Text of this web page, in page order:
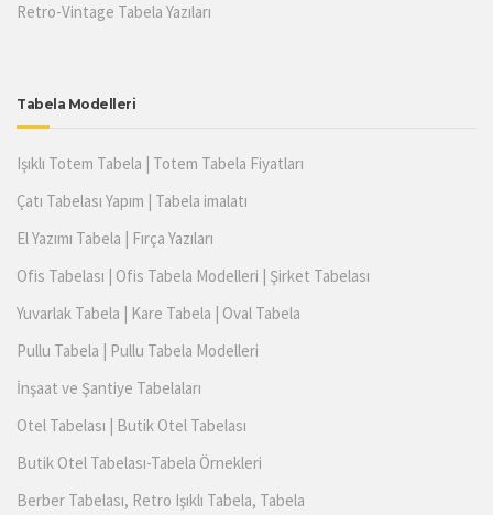
Retro-Vintage Tabela Yazıları
Tabela Modelleri
Işıklı Totem Tabela | Totem Tabela Fiyatları
Çatı Tabelası Yapım | Tabela imalatı
El Yazımı Tabela | Fırça Yazıları
Ofis Tabelası | Ofis Tabela Modelleri | Şirket Tabelası
Yuvarlak Tabela | Kare Tabela | Oval Tabela
Pullu Tabela | Pullu Tabela Modelleri
İnşaat ve Şantiye Tabelaları
Otel Tabelası | Butik Otel Tabelası
Butik Otel Tabelası-Tabela Örnekleri
Berber Tabelası, Retro Işıklı Tabela, Tabela